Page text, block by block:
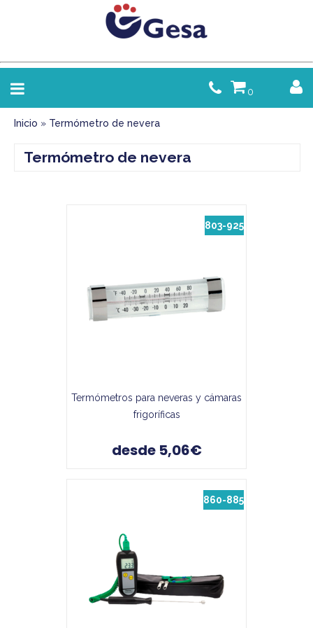
0
Inicio » Termómetro de nevera
Termómetro de nevera
Termómetros para neveras y cámaras
frigoríficas
desde 5,06€
803-925
860-885